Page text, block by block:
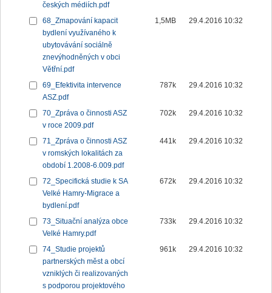
českých médiích.pdf
68_Zmapování kapacit
bydlení využívaného k
ubytovávání sociálně
znevýhodněných v obci
Větřní.pdf
1,5MB 29.4.2016 10:32
69_Efektivita intervence
ASZ.pdf
787k 29.4.2016 10:32
70_Zpráva o činnosti ASZ
v roce 2009.pdf
702k 29.4.2016 10:32
71_Zpráva o činnosti ASZ
v romských lokalitách za
období 1.2008-6.009.pdf
441k 29.4.2016 10:32
72_Specifická studie k SA
Velké Hamry-Migrace a
bydlení.pdf
672k 29.4.2016 10:32
73_Situační analýza obce
Velké Hamry.pdf
733k 29.4.2016 10:32
74_Studie projektů
partnerských měst a obcí
vzniklých či realizovaných
s podporou projektového
961k 29.4.2016 10:32